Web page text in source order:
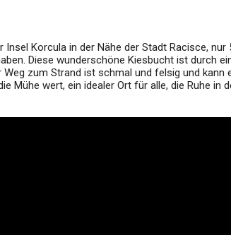
Korcula in der Nähe der Stadt Racisce, nur
Diese wunderschöne Kiesbucht ist durch
zum Strand ist schmal und felsig und kann
Mühe wert, ein idealer Ort für alle, die Ruhe in